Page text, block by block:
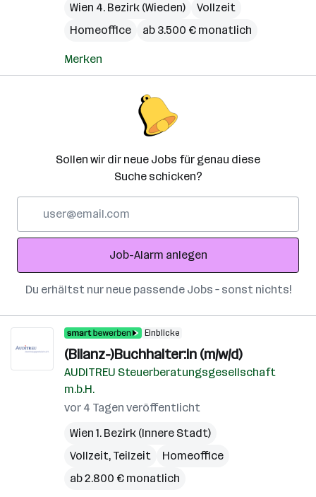
Wien 4. Bezirk (Wieden)
Vollzeit
Homeoffice
ab 3.500 € monatlich
Merken
Sollen wir dir neue Jobs für genau diese
Suche schicken?
Adresse
Job-Alarm anlegen
Du erhältst nur neue passende Jobs – sonst nichts!
Einblicke
(Bilanz-)Buchhalter:in (m/w/d)
AUDITREU Steuerberatungsgesellschaft
m.b.H.
vor 4 Tagen veröffentlicht
Wien 1. Bezirk (Innere Stadt)
Vollzeit, Teilzeit
Homeoffice
ab 2.800 € monatlich